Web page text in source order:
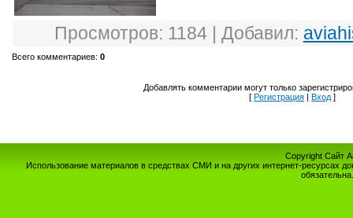
Просмотров: 1184 | Добавил:
Всего комментариев: 0
Добавлять комментарии могут только
[Регистрация |Вход ]
Copyright Сайт
Использование материалов в средствах СМИ и на других интернет-ресурсах
обязательна.